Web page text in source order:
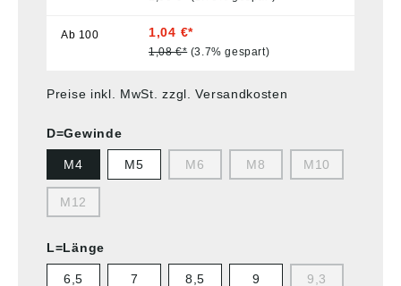
Ab 100 1,04 €*
1,08 €* (3.7% gespart)
Preise inkl. MwSt. zzgl. Versandkosten
D=Gewinde
M4 M5 M6 M8 M10
M12
L=Länge
6,5 7 8,5 9 9,3